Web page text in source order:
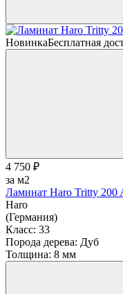
НовинкаБесплатная
4 750 ₽
за м2
Ламинат Haro Tritty 200
Haro
(Германия)
Класс: 33
Порода дерева: Дуб
Толщина: 8 мм